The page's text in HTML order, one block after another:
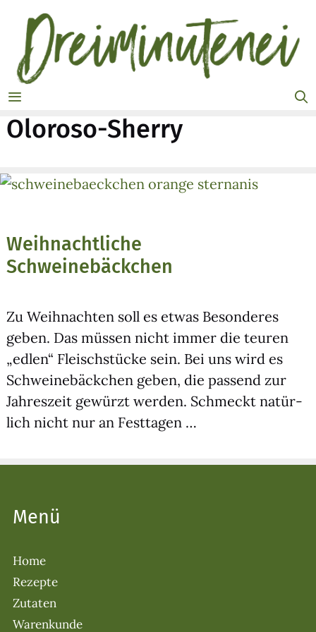
Inhalt
springen
Oloroso-Sherry
Weihnachtliche
Schweinebäckchen
Zu Weih­nach­ten soll es etwas Beson­de­res
geben. Das müs­sen nicht immer die teu­ren
„edlen“ Fleisch­stü­cke sein. Bei uns wird es
Schwei­ne­bäck­chen geben, die pas­send zur
Jah­res­zeit gewürzt wer­den. Schmeckt natür­
lich nicht nur an Fest­ta­gen …
Menü
Home
Rezepte
Zutaten
Warenkunde